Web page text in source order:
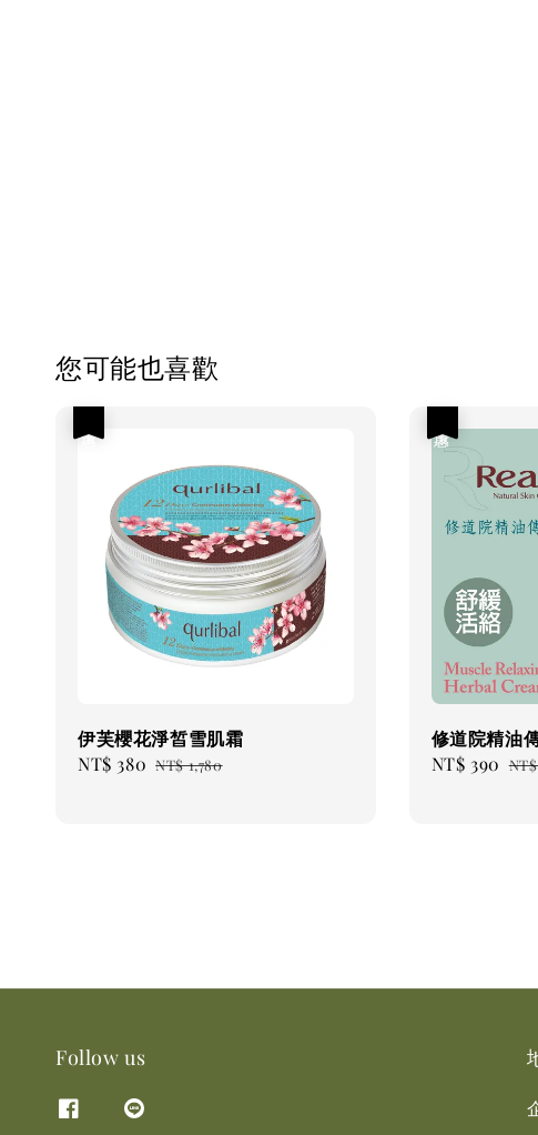
您可能也喜歡
伊芙櫻花淨皙雪肌霜
Sale
NT$ 380 Regular
NT$ 1,780
修道院精油
Sale
NT$ 390
Follow us